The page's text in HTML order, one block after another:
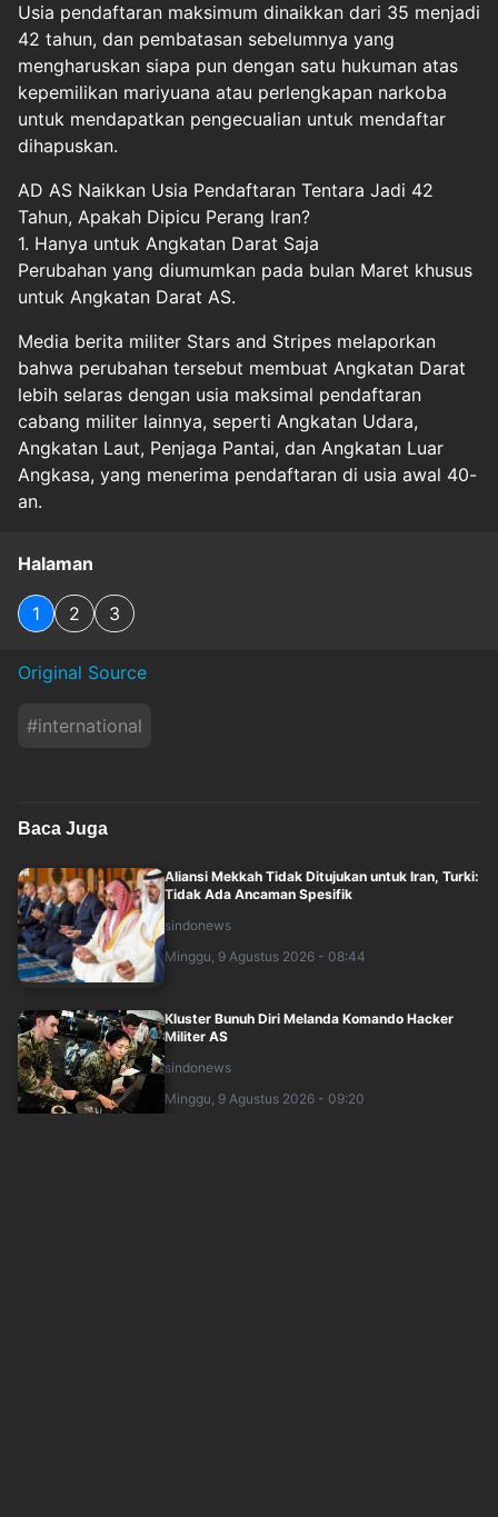
Usia pendaftaran maksimum dinaikkan dari 35 menjadi
42 tahun, dan pembatasan sebelumnya yang
mengharuskan siapa pun dengan satu hukuman atas
kepemilikan mariyuana atau perlengkapan narkoba
untuk mendapatkan pengecualian untuk mendaftar
dihapuskan.
AD AS Naikkan Usia Pendaftaran Tentara Jadi 42
Tahun, Apakah Dipicu Perang Iran?
1. Hanya untuk Angkatan Darat Saja
Perubahan yang diumumkan pada bulan Maret khusus
untuk Angkatan Darat AS.
Media berita militer Stars and Stripes melaporkan
bahwa perubahan tersebut membuat Angkatan Darat
lebih selaras dengan usia maksimal pendaftaran
cabang militer lainnya, seperti Angkatan Udara,
Angkatan Laut, Penjaga Pantai, dan Angkatan Luar
Angkasa, yang menerima pendaftaran di usia awal 40-
an.
Halaman
1 2 3
Original Source
#international
Baca Juga
Aliansi Mekkah Tidak Ditujukan untuk Iran, Turki:
Tidak Ada Ancaman Spesifik
sindonews
Minggu, 9 Agustus 2026 - 08:44
Kluster Bunuh Diri Melanda Komando Hacker
Militer AS
sindonews
Minggu, 9 Agustus 2026 - 09:20